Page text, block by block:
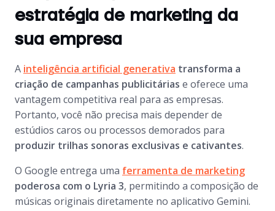
estratégia de marketing da
sua empresa
A inteligência artificial generativa transforma a
criação de campanhas publicitárias e oferece uma
vantagem competitiva real para as empresas.
Portanto, você não precisa mais depender de
estúdios caros ou processos demorados para
produzir trilhas sonoras exclusivas e cativantes.
O Google entrega uma ferramenta de marketing
poderosa com o Lyria 3, permitindo a composição de
músicas originais diretamente no aplicativo Gemini.